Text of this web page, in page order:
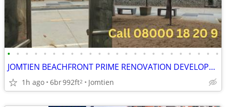
• • • • • • • • • • • • • • • • • • • • • • • •
JOMTIEN BEACHFRONT PRIME RENOVATION DEVELOPMENT OPPORTUNITY
1h ago 6br992ft2 Jomtien